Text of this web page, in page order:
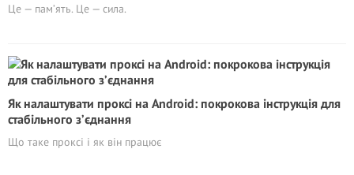
Це — пам’ять. Це — сила.
Як налаштувати проксі на Android: покрокова інструкція для
стабільного з’єднання
Що таке проксі і як він працює